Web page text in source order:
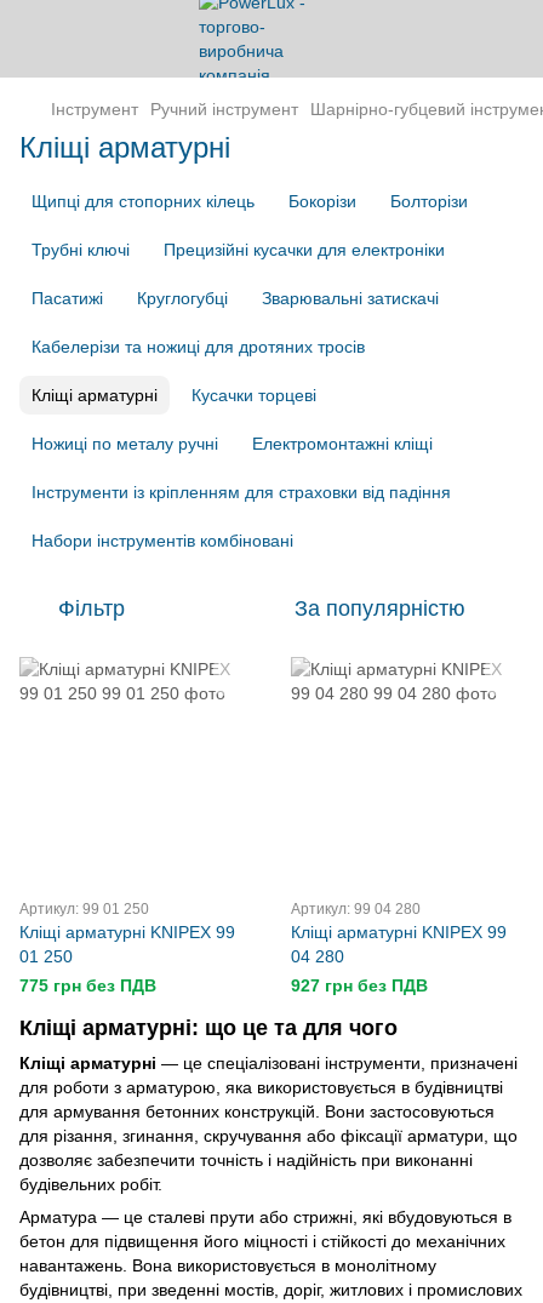
Інструмент Ручний інструмент Шарнірно-губцевий
Кліщі арматурні
Щипці для стопорних кілець Бокорізи Болторізи
Трубні ключі Прецизійні кусачки для електроніки
Пасатижі Круглогубці Зварювальні затискачі
Кабелерізи та ножиці для дротяних тросів
Кліщі арматурні Кусачки торцеві
Ножиці по металу ручні Електромонтажні кліщі
Інструменти із кріпленням для страховки від падіння
Набори інструментів комбіновані
Фільтр За популярністю
Артикул: 99 01 250
Кліщі арматурні KNIPEX 99
01 250
775 грн без ПДВ
Артикул: 99 04 280
Кліщі арматурні KNIPEX 99
04 280
927 грн без ПДВ
Кліщі арматурні: що це та для чого
Кліщі арматурні — це спеціалізовані інструменти, призначені
для роботи з арматурою, яка використовується в будівництві
для армування бетонних конструкцій. Вони застосовуються
для різання, згинання, скручування або фіксації арматури, що
дозволяє забезпечити точність і надійність при виконанні
будівельних робіт.
Арматура — це сталеві прути або стрижні, які вбудовуються в
бетон для підвищення його міцності і стійкості до механічних
навантажень. Вона використовується в монолітному
будівництві, при зведенні мостів, доріг, житлових і промислових